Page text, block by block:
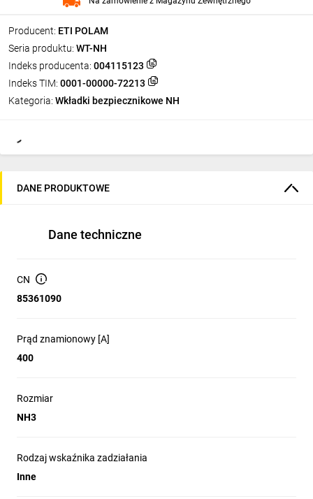
Producent: ETI POLAM
Seria produktu: WT-NH
Indeks producenta: 004115123
Indeks TIM: 0001-00000-72213
Kategoria: Wkładki bezpiecznikowe NH
DANE PRODUKTOWE
Dane techniczne
CN
85361090
Prąd znamionowy [A]
400
Rozmiar
NH3
Rodzaj wskaźnika zadziałania
Inne